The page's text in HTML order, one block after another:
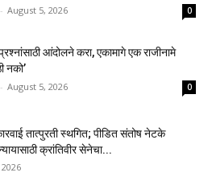
- August 5, 2026 0
आंदोलने करा, एकामागे एक राजीनामे
नको’
- August 5, 2026 0
तात्पुरती स्थगित; पीडित संतोष नेटके
क्रांतिवीर सेनेचा...